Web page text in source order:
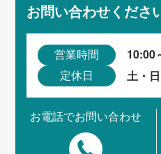
お問い合わせくださ
営業時間 10:00
定休日 土・
お電話でお問い合わせ